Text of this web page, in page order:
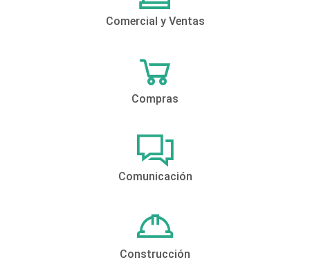
Comercial y Ventas
Compras
Comunicación
Construcción